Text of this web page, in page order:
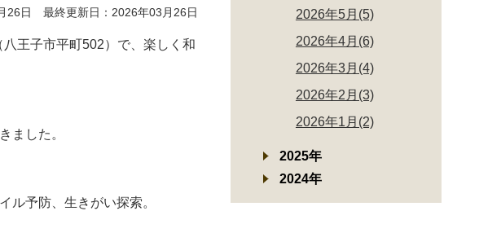
26日 最終更新日：2026年03月26日
王子市平町502）で、楽しく和
ました。
予防、生きがい探索。
2026年5月(5)
2026年4月(6)
2026年3月(4)
2026年2月(3)
2026年1月(2)
2025年
2024年